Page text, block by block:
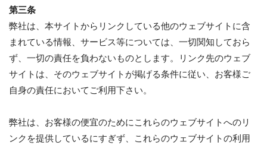
第三条
弊社は、本サイトからリンクしている他のウェブサイトに含
まれている情報、サービス等については、一切関知しておら
ず、一切の責任を負わないものとします。リンク先のウェブ
サイトは、そのウェブサイトが掲げる条件に従い、お客様ご
自身の責任においてご利用下さい。
弊社は、お客様の便宜のためにこれらのウェブサイトへのリ
ンクを提供しているにすぎず、これらのウェブサイトの利用